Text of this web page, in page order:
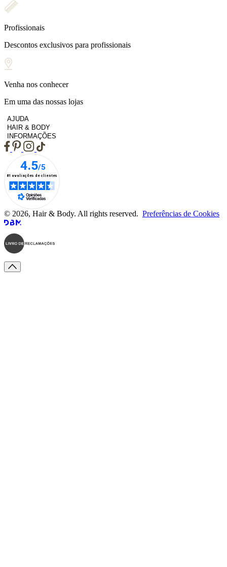
Profissionais
Descontos exclusivos para profissionais
Venha nos conhecer
Em uma das nossas lojas
AJUDA
HAIR & BODY
INFORMAÇÕES
© 2026, Hair & Body. All rights reserved. Preferências de Cookies